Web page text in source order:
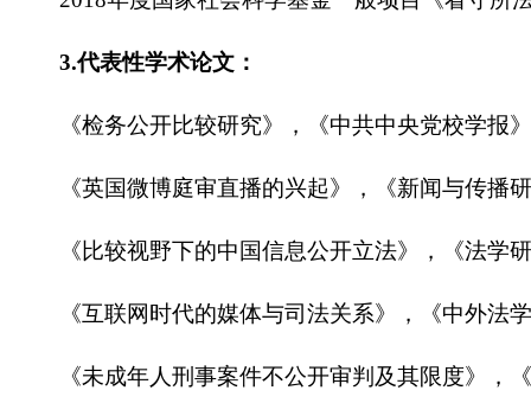
3.代表性学术论文：
《检务公开比较研究》，《中共中央党校学报
《英国微博庭审直播的兴起》，《新闻与传播
《比较视野下的中国信息公开立法》，《法学
《互联网时代的媒体与司法关系》，《中外法
《未成年人刑事案件不公开审判及其限度》，